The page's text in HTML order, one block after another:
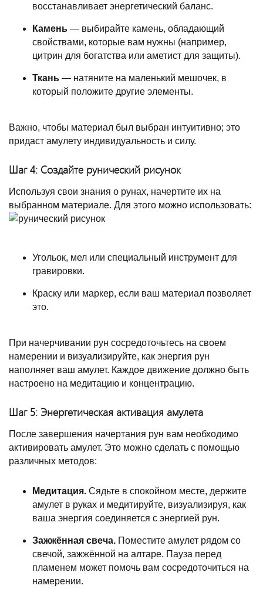
восстанавливает энергетический баланс.
Камень — выбирайте камень, обладающий
свойствами, которые вам нужны (например,
цитрин для богатства или аметист для защиты).
Ткань — натяните на маленький мешочек, в
который положите другие элементы.
Важно, чтобы материал был выбран интуитивно; это
придаст амулету индивидуальность и силу.
Шаг 4: Создайте рунический рисунок
Используя свои знания о рунах, начертите их на
выбранном материале. Для этого можно использовать:
Угольок, мел или специальный инструмент для
гравировки.
Краску или маркер, если ваш материал позволяет
это.
При начерчивании рун сосредоточьтесь на своем
намерении и визуализируйте, как энергия рун
наполняет ваш амулет. Каждое движение должно быть
настроено на медитацию и концентрацию.
Шаг 5: Энергетическая активация амулета
После завершения начертания рун вам необходимо
активировать амулет. Это можно сделать с помощью
различных методов:
Медитация. Сядьте в спокойном месте, держите
амулет в руках и медитируйте, визуализируя, как
ваша энергия соединяется с энергией рун.
Зажжённая свеча. Поместите амулет рядом со
свечой, зажжённой на алтаре. Пауза перед
пламенем может помочь вам сосредоточиться на
намерении.